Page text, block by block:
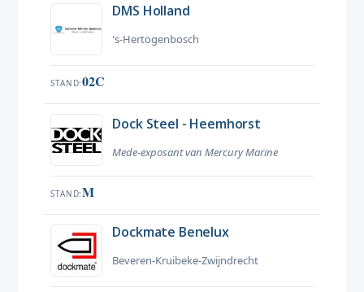
DMS Holland
's-Hertogenbosch
STAND 02C
Dock Steel - Heemhorst
Mede-exposant van Mercury Marine
STAND M
Dockmate Benelux
Beveren-Kruibeke-Zwijndrecht